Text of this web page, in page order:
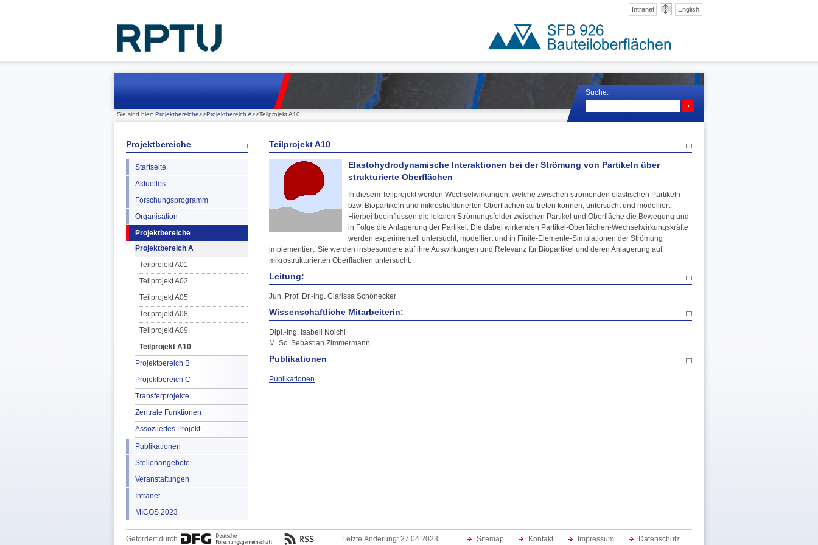
English
Intranet
Suche:
Sie sind hier: Projektbereiche>>Projektbereich A>>Teilprojekt A10
Projektbereiche
Startseite
Aktuelles
Forschungsprogramm
Organisation
Projektbereiche
Projektbereich A
Teilprojekt A01
Teilprojekt A02
Teilprojekt A05
Teilprojekt A08
Teilprojekt A09
Teilprojekt A10
Projektbereich B
Projektbereich C
Transferprojekte
Zentrale Funktionen
Assoziiertes Projekt
Publikationen
Stellenangebote
Veranstaltungen
Intranet
MICOS 2023
Teilprojekt A10
Elastohydrodynamische Interaktionen bei der Strömung von Partikeln über
strukturierte Oberflächen
In diesem Teilprojekt werden Wechselwirkungen, welche zwischen strömenden elastischen Partikeln
bzw. Biopartikeln und mikrostrukturierten Oberflächen auftreten können, untersucht und modelliert.
Hierbei beeinflussen die lokalen Strömungsfelder zwischen Partikel und Oberfläche die Bewegung und
in Folge die Anlagerung der Partikel. Die dabei wirkenden Partikel-Oberflächen-Wechselwirkungskräfte
werden experimentell untersucht, modelliert und in Finite-Elemente-Simulationen der Strömung
implementiert. Sie werden insbesondere auf ihre Auswirkungen und Relevanz für Biopartikel und deren Anlagerung auf
mikrostrukturierten Oberflächen untersucht.
Leitung:
Jun. Prof. Dr.-Ing. Clarissa Schönecker
Wissenschaftliche Mitarbeiterin:
Dipl.-Ing. Isabell Noichl
M. Sc. Sebastian Zimmermann
Publikationen
Publikationen
Gefördert durch Sitemap Kontakt Impressum Datenschutz
Letzte Änderung: 27.04.2023